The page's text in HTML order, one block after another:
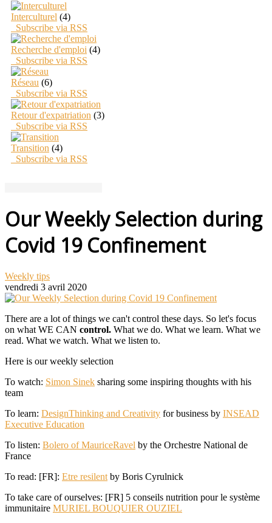
Interculturel (4)
Subscribe via RSS
Recherche d'emploi (4)
Subscribe via RSS
Réseau (6)
Subscribe via RSS
Retour d'expatriation (3)
Subscribe via RSS
Transition (4)
Subscribe via RSS
Our Weekly Selection during
Covid 19 Confinement
Weekly tips
vendredi 3 avril 2020
There are a lot of things we can't control these days. So let's focus
on what WE CAN control. What we do. What we learn. What we
read. What we watch. What we listen to.
Here is our weekly selection
To watch: Simon Sinek sharing some inspiring thoughts with his
team
To learn: DesignThinking and Creativity for business by INSEAD
Executive Education
To listen: Bolero ofMauriceRavel by the Orchestre National de
France
To read: [FR]: Etre resilent by Boris Cyrulnick
To take care of ourselves: [FR] 5 conseils nutrition pour le système
immunitaire MURIEL BOUQUIER OUZIEL